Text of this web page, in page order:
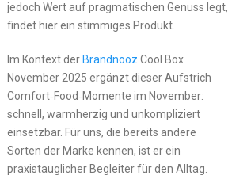
jedoch Wert auf pragmatischen Genuss legt,
findet hier ein stimmiges Produkt.
Im Kontext der Brandnooz Cool Box
November 2025 ergänzt dieser Aufstrich
Comfort‑Food‑Momente im November:
schnell, warmherzig und unkompliziert
einsetzbar. Für uns, die bereits andere
Sorten der Marke kennen, ist er ein
praxistauglicher Begleiter für den Alltag.